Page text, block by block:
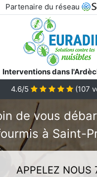
Partenaire du réseau
Interventions dans
4.6/5 (107
de vous
à Saint-
APPELEZ NOUS